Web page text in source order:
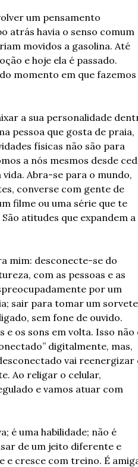
um pensamento
atrás havia o senso comum
movidos a gasolina. Até
e hoje ela é passado.
momento em que fazemos
a sua personalidade
pessoa que gosta de praia,
físicas não são para
a nós mesmos desde
Abra-se para o mundo,
converse com gente de
filme ou uma série que te
atitudes que expandem a
mim: desconecte-se do
com as pessoas e as
por um
sair para tomar um sorvete
sem fone de ouvido.
e os sons em volta. Isso não
digitalmente, mas,
vai reenergizar
Ao religar o celular,
e vamos atuar com
é uma habilidade; não é
de um jeito diferente e
e cresce com treino. É